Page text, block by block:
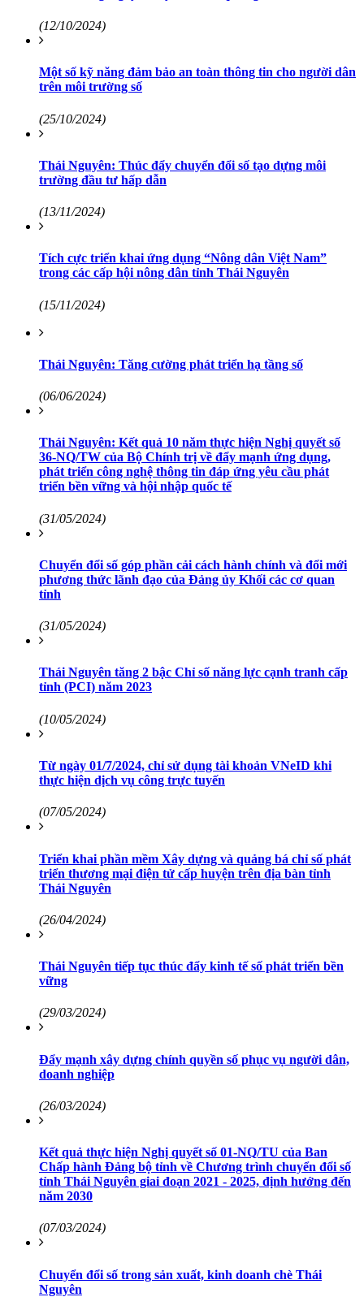
(12/10/2024)
Một số kỹ năng đảm bảo an toàn thông tin cho người dân
trên môi trường số
(25/10/2024)
Thái Nguyên: Thúc đẩy chuyển đổi số tạo dựng môi
trường đầu tư hấp dẫn
(13/11/2024)
Tích cực triển khai ứng dụng “Nông dân Việt Nam”
trong các cấp hội nông dân tỉnh Thái Nguyên
(15/11/2024)
Thái Nguyên: Tăng cường phát triển hạ tầng số
(06/06/2024)
Thái Nguyên: Kết quả 10 năm thực hiện Nghị quyết số
36-NQ/TW của Bộ Chính trị về đẩy mạnh ứng dụng,
phát triển công nghệ thông tin đáp ứng yêu cầu phát
triển bền vững và hội nhập quốc tế
(31/05/2024)
Chuyển đổi số góp phần cải cách hành chính và đổi mới
phương thức lãnh đạo của Đảng ủy Khối các cơ quan
tỉnh
(31/05/2024)
Thái Nguyên tăng 2 bậc Chỉ số năng lực cạnh tranh cấp
tỉnh (PCI) năm 2023
(10/05/2024)
Từ ngày 01/7/2024, chỉ sử dụng tài khoản VNeID khi
thực hiện dịch vụ công trực tuyến
(07/05/2024)
Triển khai phần mềm Xây dựng và quảng bá chỉ số phát
triển thương mại điện tử cấp huyện trên địa bàn tỉnh
Thái Nguyên
(26/04/2024)
Thái Nguyên tiếp tục thúc đẩy kinh tế số phát triển bền
vững
(29/03/2024)
Đẩy mạnh xây dựng chính quyền số phục vụ người dân,
doanh nghiệp
(26/03/2024)
Kết quả thực hiện Nghị quyết số 01-NQ/TU của Ban
Chấp hành Đảng bộ tỉnh về Chương trình chuyển đổi số
tỉnh Thái Nguyên giai đoạn 2021 - 2025, định hướng đến
năm 2030
(07/03/2024)
Chuyển đổi số trong sản xuất, kinh doanh chè Thái
Nguyên